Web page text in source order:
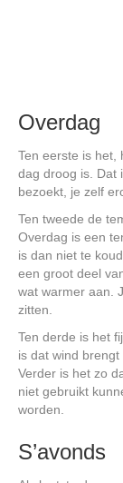
Overdag
Ten eerste is het,
dag droog is. Dat
bezoekt, je zelf
Ten tweede de
Overdag is een
is dan niet te
een groot deel
wat warmer aan.
zitten.
Ten derde is het
is dat wind
Verder is het zo
niet gebruikt
worden.
S’avonds